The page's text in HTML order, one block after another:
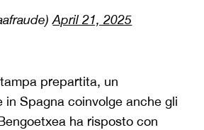
April 21, 2025
prepartita, un
Spagna coinvolge anche gli
ha risposto con